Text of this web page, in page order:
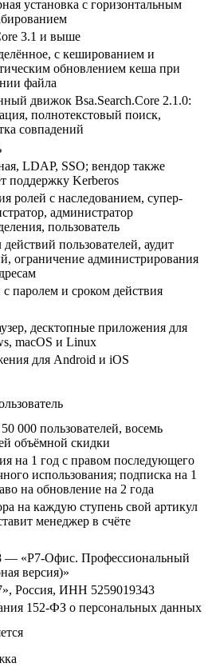
установка с горизонтальным
3.1 и выше
с кешированием и
обновлением кеша при
файла
движок Bsa.Search.Core 2.1.0:
полнотекстовый поиск,
совпадений
LDAP, SSO; вендор также
поддержку Kerberos
ролей с наследованием, супер-
администратор
пользователь
пользователей, аудит
ограничение администрирования
паролем и сроком действия
десктопные приложения для
macOS и Linux
для Android и iOS
000 пользователей, восемь
объёмной скидки
на 1 год с правом последующего
использования; подписка на 1
на обновление на 2 года
на каждую ступень свой артикул
менеджер в счёте
— «Р7-Офис. Профессиональный
версия)»
Россия, ИНН 5259019343
152-ФЗ о персональных данных